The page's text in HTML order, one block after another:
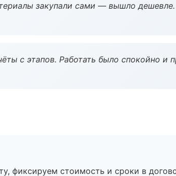
закупали сами — вышло дешевле.
с этапов. Работать было спокойно и
фиксируем стоимость и сроки в